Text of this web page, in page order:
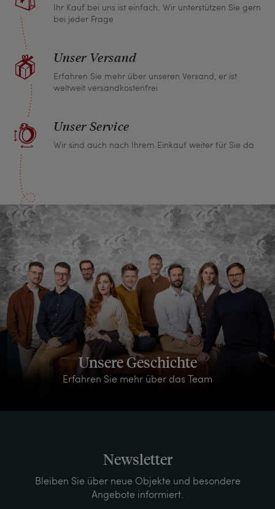
Ihr Kauf bei uns ist einfach. Wir unterstützen Sie gern
bei jeder Frage
Unser Versand
Erfahren Sie mehr über unseren Versand, er ist
weltweit versandkostenfrei
Unser Service
Wir sind auch nach Ihrem Einkauf weiter für Sie da
Unsere Geschichte
Erfahren Sie mehr über das Team
Newsletter
Bleiben Sie über neue Objekte und besondere
Angebote informiert.